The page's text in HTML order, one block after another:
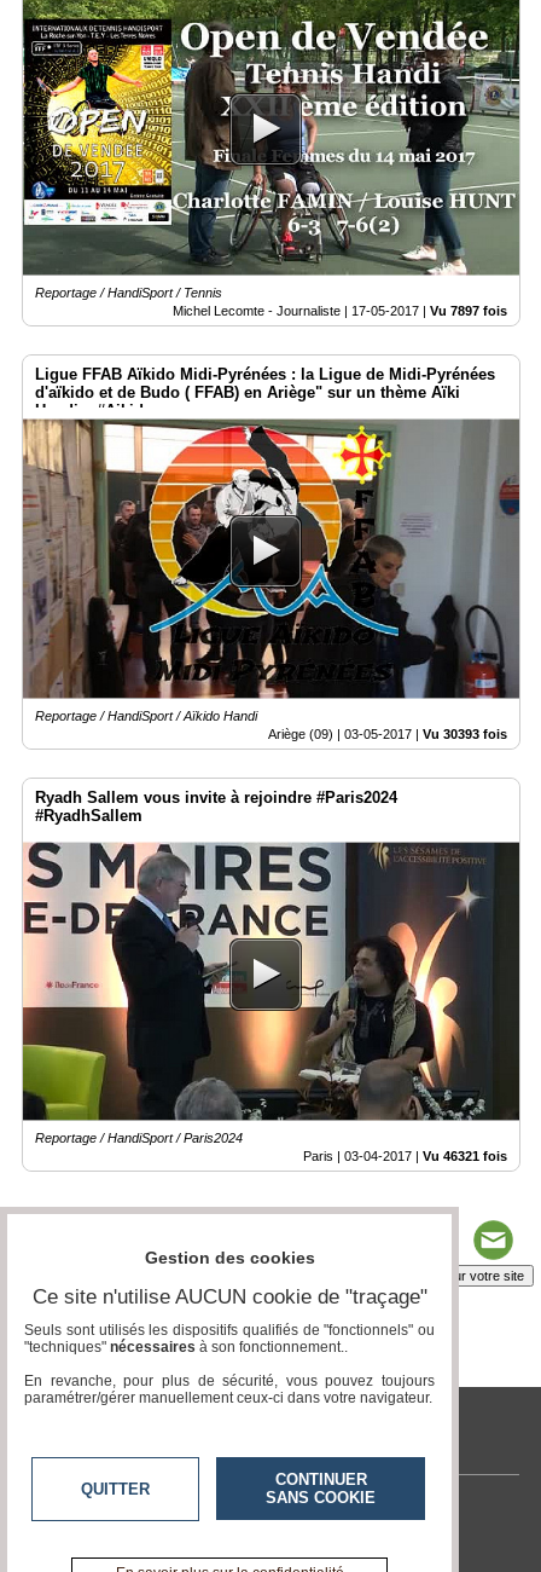
Reportage / HandiSport / Tennis
Michel Lecomte - Journaliste | 17-05-2017 Vu 7897 fois
Ligue FFAB Aïkido Midi-Pyrénées : la Ligue de Midi-Pyrénées
d'aïkido et de Budo ( FFAB) en Ariège" sur un thème Aïki
Handi » #Aikido
Reportage / HandiSport / Aïkido Handi
Ariège (09) | 03-05-2017 | Vu 30393 fois
Ryadh Sallem vous invite à rejoindre #Paris2024
#RyadhSallem
Reportage / HandiSport / Paris2024
Paris | 03-04-2017 | Vu 46321 fois
Insérez sur votre site
tvlocale.fr
Contactez-nous
Gestion des cookies
Ce site n'utilise AUCUN cookie de "traçage"
Seuls sont utilisés les dispositifs qualifiés de "fonctionnels" ou
"techniques" nécessaires à son fonctionnement..
En revanche, pour plus de sécurité, vous pouvez toujours
paramétrer/gérer manuellement ceux-ci dans votre navigateur.
QUITTER
CONTINUER
SANS COOKIE